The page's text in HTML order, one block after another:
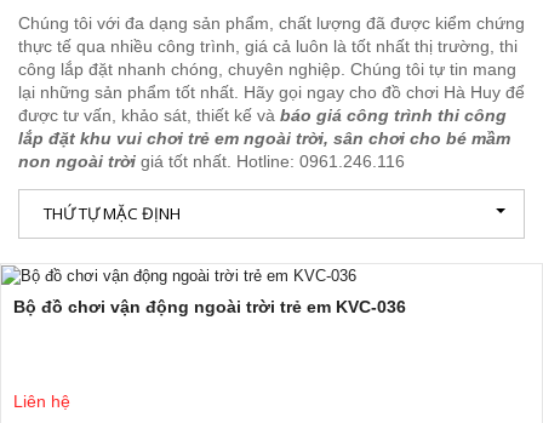
Chúng tôi với đa dạng sản phẩm, chất lượng đã được kiểm chứng
thực tế qua nhiều công trình, giá cả luôn là tốt nhất thị trường, thi
công lắp đặt nhanh chóng, chuyên nghiệp. Chúng tôi tự tin mang
lại những sản phẩm tốt nhất. Hãy gọi ngay cho đồ chơi Hà Huy để
được tư vấn, khảo sát, thiết kế và báo giá công trình thi công
lắp đặt khu vui chơi trẻ em ngoài trời, sân chơi cho bé mầm
non ngoài trời giá tốt nhất. Hotline: 0961.246.116
THỨ TỰ MẶC ĐỊNH
Bộ đồ chơi vận động ngoài trời trẻ em KVC-036
Liên hệ